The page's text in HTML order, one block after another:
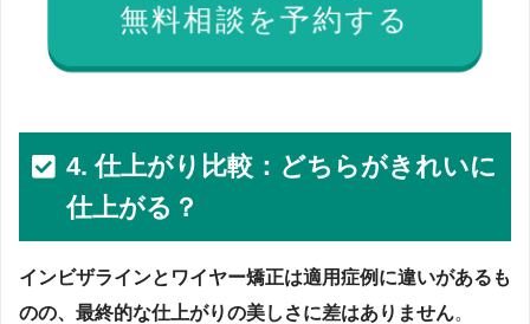
無料相談を予約する
4. 仕上がり比較：どちらがきれいに
仕上がる？
インビザラインとワイヤー矯正は適用症例に違いがあるも
のの、最終的な仕上がりの美しさに差はありません。